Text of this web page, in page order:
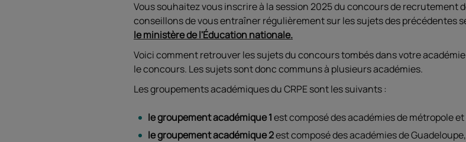
Vous souhaitez vous inscrire à la session 2025 du concours de recrutement
conseillons de vous entraîner régulièrement sur les sujets des précédentes
le ministère de l'Éducation nationale.
Voici comment retrouver les sujets du concours tombés dans votre
le concours. Les sujets sont donc communs à plusieurs académies.
Les groupements académiques du CRPE sont les suivants :
le groupement académique 1est composé des académies de métropole
le groupement académique 2est composé des académies de